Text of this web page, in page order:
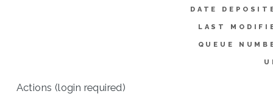
DATE
LAST
QUEUE
Actions (login required)